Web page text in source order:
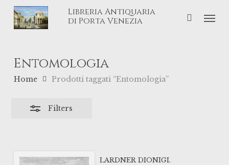
Skip
Libreria Antiquaria
di Porta Venezia
Entomologia
Home Prodotti taggati “Entomologia”
Filters
LARDNER DIONIGI.
Close